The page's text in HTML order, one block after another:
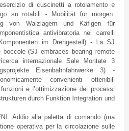
di cuscinetti a rotolamentoe
su rotabili - Mobilität für morgen.
von Walzlagernund Käfigen
für
antivibratoria nei
carrelli
Komponenten im Drehgestell ) - La SJ
boccole(SJ embraces bearing remote
ricerca internazionale Sale Montate 3
Eisenbahnfahrwerke 3) -
convenienti
ottenibili
funzioni e l’ottimizzazione dei processi
durch Funktion Integration und
: Addio alla paletta di comando (ma
operativaper la circolazione sulle